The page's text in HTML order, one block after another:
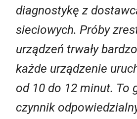
diagnostykę z
sieciowych. Próby
urządzeń trwały
każde urządzenie
od 10 do 12 minut. To
czynnik